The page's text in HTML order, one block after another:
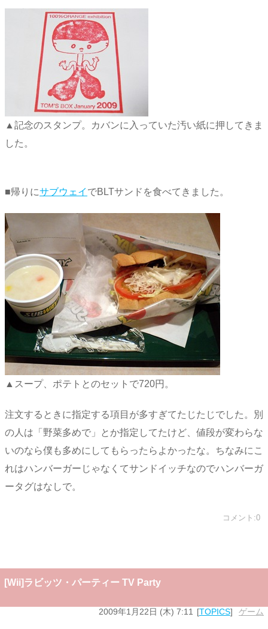
▲記念のスタンプ。カバンに入っていた汚い紙に押してきま
した。
■帰りにサブウェイ でBLTサンドを食べてきました。
▲スープ、ポテトとのセットで720円。
注文するときに指定する項目が多すぎてたじたじでした。別
の人は「野菜多めで」とか指定してたけど、値段が変わらな
いのなら僕も多めにしてもらったらよかったな。ちなみにこ
れはハンバーガーじゃなくてサンドイッチなのでハンバーガ
ータグはなしで。
コメント:0
[Wii]ラビッツ・パーティー TV Party
2009年1月22日 (木) 7:11 TOPICS ゲーム